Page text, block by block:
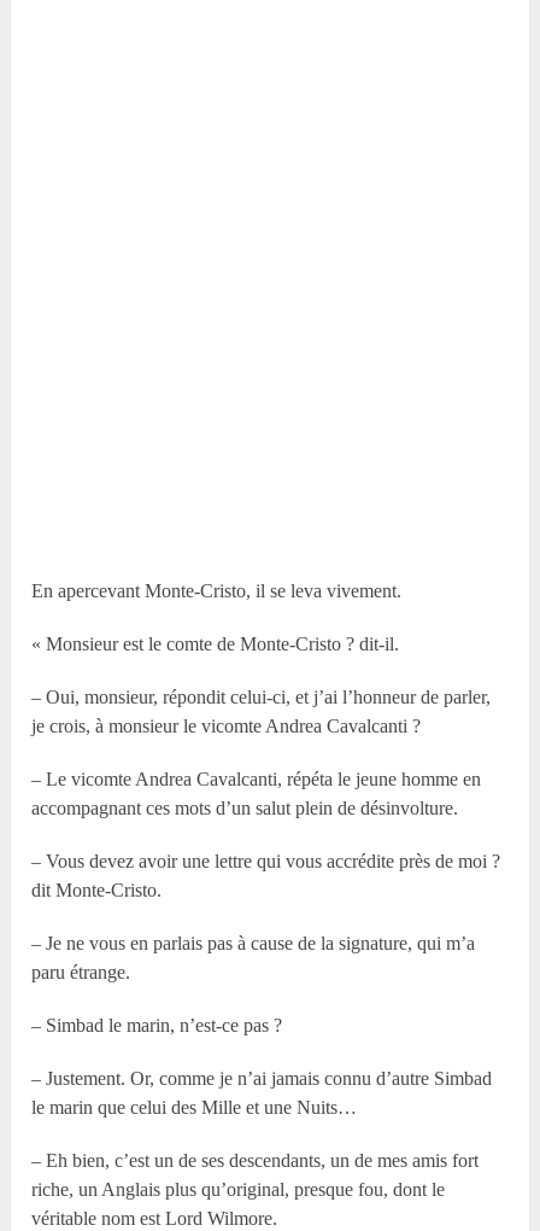
En apercevant Monte-Cristo, il se leva vivement.
« Monsieur est le comte de Monte-Cristo ? dit-il.
– Oui, monsieur, répondit celui-ci, et j’ai l’honneur de parler,
je crois, à monsieur le vicomte Andrea Cavalcanti ?
– Le vicomte Andrea Cavalcanti, répéta le jeune homme en
accompagnant ces mots d’un salut plein de désinvolture.
– Vous devez avoir une lettre qui vous accrédite près de moi ?
dit Monte-Cristo.
– Je ne vous en parlais pas à cause de la signature, qui m’a
paru étrange.
– Simbad le marin, n’est-ce pas ?
– Justement. Or, comme je n’ai jamais connu d’autre Simbad
le marin que celui des Mille et une Nuits…
– Eh bien, c’est un de ses descendants, un de mes amis fort
riche, un Anglais plus qu’original, presque fou, dont le
véritable nom est Lord Wilmore.